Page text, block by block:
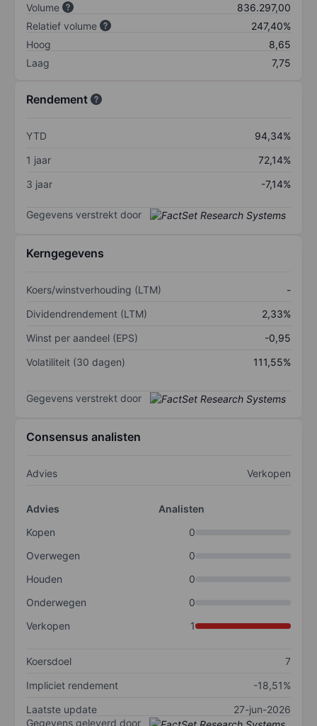
Volume
836.297,00
Relatief volume
247,40%
Hoog
8,65
Laag
7,75
Rendement
YTD
94,34%
1 jaar
72,14%
3 jaar
-7,14%
Gegevens verstrekt door
Kerngegevens
Koers/winstverhouding (LTM)
-
Dividendrendement (LTM)
2,33%
Winst per aandeel (EPS)
-0,95
Volatiliteit (30 dagen)
111,55%
Gegevens verstrekt door
Consensus analisten
Advies Verkopen
Advies
Analisten
Kopen
0
Overwegen
0
Houden
0
Onderwegen
0
Verkopen
1
Koersdoel
7
Impliciet rendement
-18,51%
Laatste update
27-jun-2026
Gegevens geleverd door